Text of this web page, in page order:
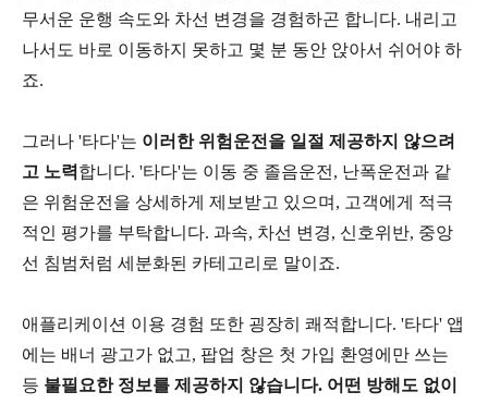
무서운 운행 속도와 차선 변경을 경험하곤 합니다. 내리고
나서도 바로 이동하지 못하고 몇 분 동안 앉아서 쉬어야 하
죠.
그러나 '타다'는 이러한 위험운전을 일절 제공하지 않으려
고 노력 합니다. '타다'는 이동 중 졸음운전, 난폭운전과 같
은 위험운전을 상세하게 제보받고 있으며, 고객에게 적극
적인 평가를 부탁합니다. 과속, 차선 변경, 신호위반, 중앙
선 침범처럼 세분화된 카테고리로 말이죠.
애플리케이션 이용 경험 또한 굉장히 쾌적합니다. '타다' 앱
에는 배너 광고가 없고, 팝업 창은 첫 가입 환영에만 쓰는
등 불필요한 정보를 제공하지 않습니다. 어떤 방해도 없이